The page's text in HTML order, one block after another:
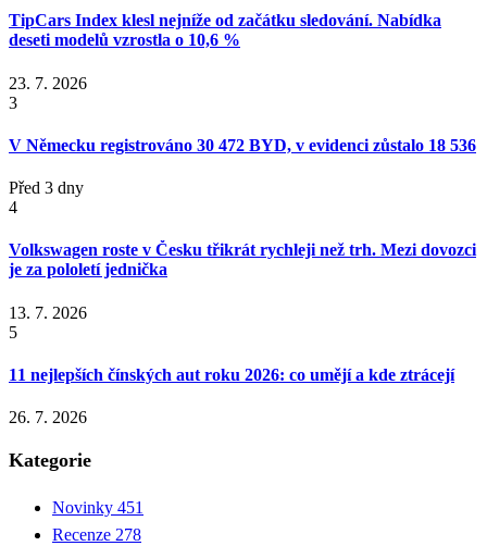
TipCars Index klesl nejníže od začátku sledování. Nabídka
deseti modelů vzrostla o 10,6 %
23. 7. 2026
3
V Německu registrováno 30 472 BYD, v evidenci zůstalo 18 536
Před 3 dny
4
Volkswagen roste v Česku třikrát rychleji než trh. Mezi dovozci
je za pololetí jednička
13. 7. 2026
5
11 nejlepších čínských aut roku 2026: co umějí a kde ztrácejí
26. 7. 2026
Kategorie
Novinky 451
Recenze 278